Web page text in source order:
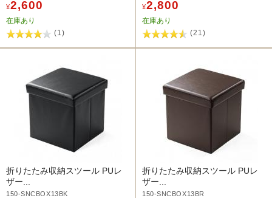
¥2,600
在庫あり
(1)
¥2,800
在庫あり
(21)
折りたたみ収納スツール PUレ
ザー...
150-SNCBOX13BK
折りたたみ収納スツール PUレ
ザー...
150-SNCBOX13BR